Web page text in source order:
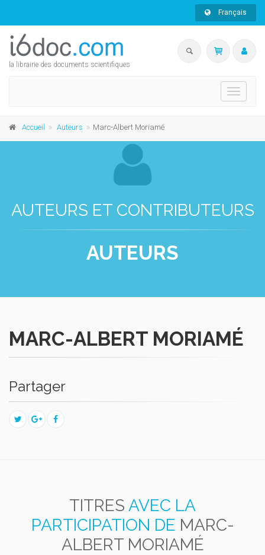
Français
la librairie des documents scientifiques
Toggle
Accueil Auteurs Marc-Albert Moriamé
AUTEURS ET CONTRIBUTEURS
AUTEURS
MARC-ALBERT MORIAMÉ
Partager
TITRES AVEC LA
PARTICIPATION DE MARC-
ALBERT MORIAMÉ